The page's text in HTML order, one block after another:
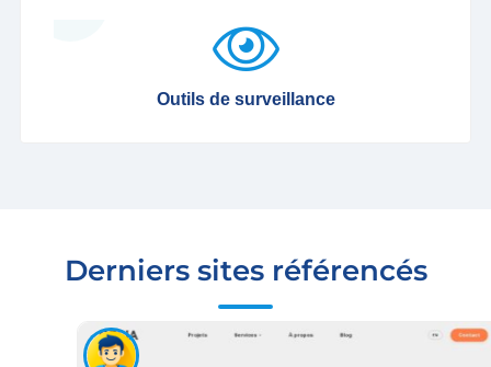
Outils de surveillance
Derniers sites référencés